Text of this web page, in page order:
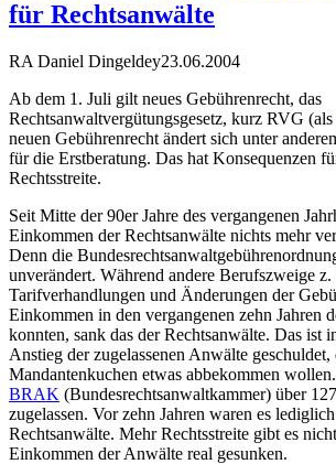
für Rechtsanwälte
RA Daniel Dingeldey23.06.2004
Ab dem 1. Juli gilt neues Gebührenrecht, das
Rechtsanwaltvergütungsgesetz, kurz RVG (als
neuen Gebührenrecht ändert sich unter
für die Erstberatung. Das hat Konsequenzen
Rechtsstreite.
Seit Mitte der 90er Jahre des vergangenen
Einkommen der Rechtsanwälte nichts mehr
Denn die
unverändert. Während andere Berufszweige
Tarifverhandlungen und Änderungen der
Einkommen in den vergangenen zehn Jahren
konnten, sank das der Rechtsanwälte. Das ist
Anstieg der zugelassenen Anwälte
Mandantenkuchen etwas abbekommen
BRAK (Bundesrechtsanwaltkammer) über
zugelassen. Vor zehn Jahren waren es
Rechtsanwälte. Mehr Rechtsstreite gibt es
Einkommen der Anwälte real gesunken.